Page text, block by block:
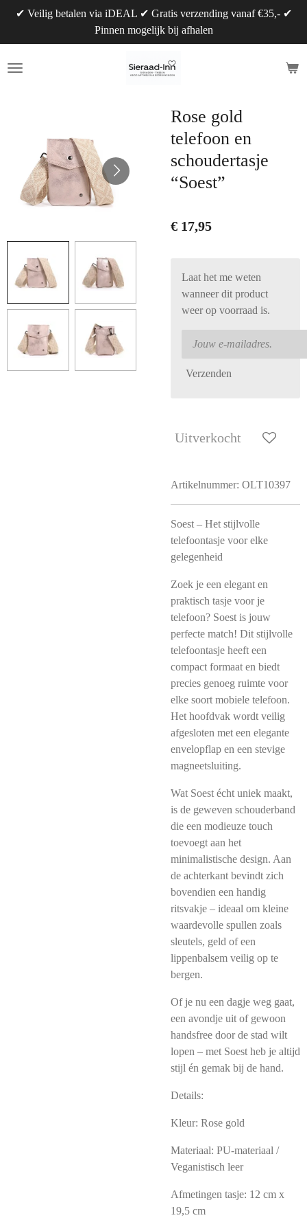
Ga
naar
de
✔ Veilig betalen via iDEAL ✔ Gratis verzending vanaf €35,- ✔
Pinnen mogelijk bij afhalen
Rose gold
telefoon en
schoudertasje
“Soest”
€ 17,95
Laat het me weten
wanneer dit product
weer op voorraad is.
Verzenden
Uitverkocht
Artikelnummer: OLT10397
Soest – Het stijlvolle
telefoontasje voor elke
gelegenheid
Zoek je een elegant en
praktisch tasje voor je
telefoon? Soest is jouw
perfecte match! Dit stijlvolle
telefoontasje heeft een
compact formaat en biedt
precies genoeg ruimte voor
elke soort mobiele telefoon.
Het hoofdvak wordt veilig
afgesloten met een elegante
envelopflap en een stevige
magneetsluiting.
Wat Soest écht uniek maakt,
is de geweven schouderband
die een modieuze touch
toevoegt aan het
minimalistische design. Aan
de achterkant bevindt zich
bovendien een handig
ritsvakje – ideaal om kleine
waardevolle spullen zoals
sleutels, geld of een
lippenbalsem veilig op te
bergen.
Of je nu een dagje weg gaat,
een avondje uit of gewoon
handsfree door de stad wilt
lopen – met Soest heb je altijd
stijl én gemak bij de hand.
Details:
Kleur: Rose gold
Materiaal: PU-materiaal /
Veganistisch leer
Afmetingen tasje: 12 cm x
19,5 cm